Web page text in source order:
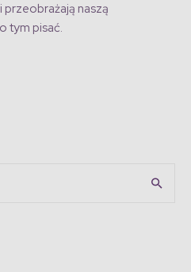
naszą
tym pisać.